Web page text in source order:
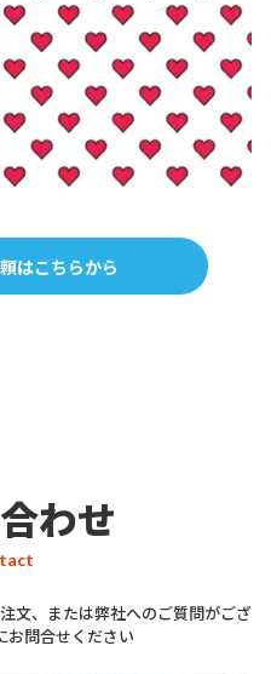
はこちらから
わせ
文、または弊社へのご質問がござ
お問合せください